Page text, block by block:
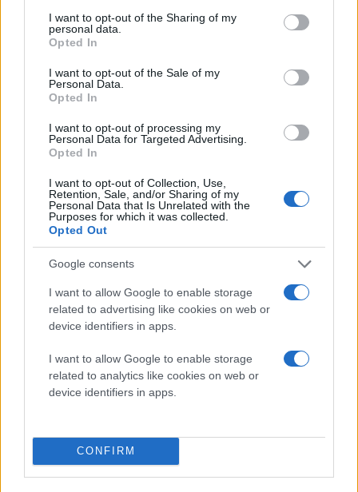
not limited to your visit or usage behaviour. You may click to
grant or deny consent to Google and its third-party tags to
use your data for below specified purposes in below Google
consent section.
I want to opt-out of the Sharing of my
personal data.
Opted In
I want to opt-out of the Sale of my
Personal Data.
Opted In
I want to opt-out of processing my
Personal Data for Targeted Advertising.
Opted In
I want to opt-out of Collection, Use,
Retention, Sale, and/or Sharing of my
Personal Data that Is Unrelated with the
Purposes for which it was collected.
Opted Out
Google consents
I want to allow Google to enable storage
related to advertising like cookies on web or
device identifiers in apps.
I want to allow Google to enable storage
related to analytics like cookies on web or
device identifiers in apps.
CONFIRM
Διαβάστε περισσότερα
Παρασκευή 07 Αυγ 2026, 21:12